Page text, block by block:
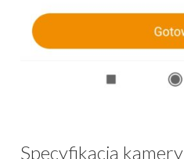
Specyfikacja kamery